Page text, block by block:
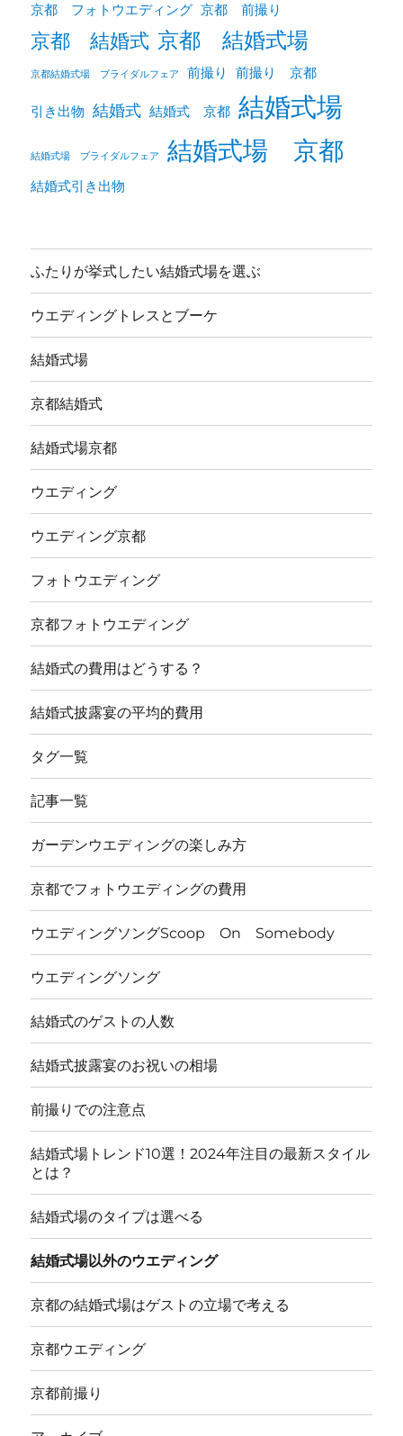
京都 フォトウエディング 京都 前撮り
京都 結婚式 京都 結婚式場
京都結婚式場 ブライダルフェア 前撮り 前撮り 京都
引き出物 結婚式 結婚式 京都 結婚式場
結婚式場 ブライダルフェア 結婚式場 京都
結婚式引き出物
ふたりが挙式したい結婚式場を選ぶ
ウエディングトレスとブーケ
結婚式場
京都結婚式
結婚式場京都
ウエディング
ウエディング京都
フォトウエディング
京都フォトウエディング
結婚式の費用はどうする？
結婚式披露宴の平均的費用
タグ一覧
記事一覧
ガーデンウエディングの楽しみ方
京都でフォトウエディングの費用
ウエディングソングScoop On Somebody
ウエディングソング
結婚式のゲストの人数
結婚式披露宴のお祝いの相場
前撮りでの注意点
結婚式場トレンド10選！2024年注目の最新スタイル
とは？
結婚式場のタイプは選べる
結婚式場以外のウエディング
京都の結婚式場はゲストの立場で考える
京都ウエディング
京都前撮り